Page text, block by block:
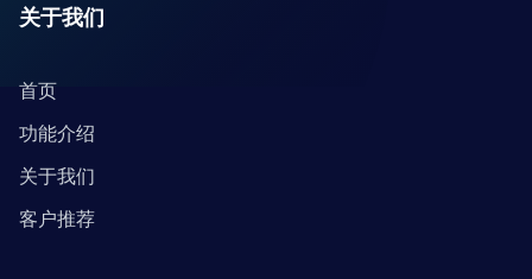
关于我们
首页
功能介绍
关于我们
客户推荐